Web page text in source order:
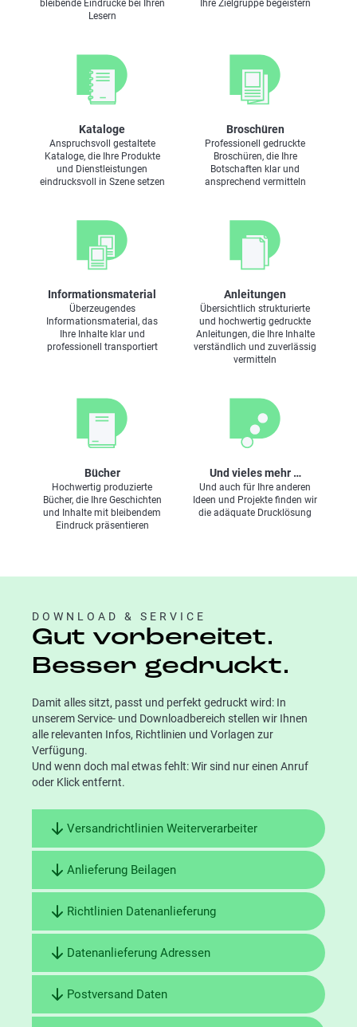
Stefan Rügge
Verkaufsleiter
Fon +49 5251 153-310
Mobil +49 170 713 96 76
Mail Mail
Moritz Klein
Kundenberater
Fon +49 5251 153-313
Norbert Koch
Kundenberater
Fon +49 5251 153-315
Julia Mangel Ulrich Plöger
Kundenberater
Fon +49 5251 153-326
Anna Tükenmez
Kundenberaterin
Fon +49 5251 153-312
Mail
Eduard Weber
Mail
Thomas Wiens
Kundenberater
Fon +49 5251 153-319
Kundenberater
Fon +49 5251 153-322
Betriebsleitung
Teamleitung CTP
Fon 05251 153 363
Fon 05251 153 370
Markus Niggemeyer
Teamleitung Digitaldruck
Fon 05215 153 377
Mail
Christoph Spitzenberg
Leitung Weiterverarbeitung
Fon 05251 153 391
Mail
bleibende Eindrücke bei Ihren
Lesern
Ihre Zielgruppe begeistern
Kataloge
Anspruchsvoll gestaltete
Kataloge, die Ihre Produkte
und Dienstleistungen
eindrucksvoll in Szene setzen
Broschüren
Professionell gedruckte
Broschüren, die Ihre
Botschaften klar und
ansprechend vermitteln
Informationsmaterial
Überzeugendes
Informationsmaterial, das
Ihre Inhalte klar und
professionell transportiert
Anleitungen
Übersichtlich strukturierte
und hochwertig gedruckte
Anleitungen, die Ihre Inhalte
verständlich und zuverlässig
vermitteln
Bücher
Hochwertig produzierte
Bücher, die Ihre Geschichten
und Inhalte mit bleibendem
Eindruck präsentieren
Und vieles mehr …
Und auch für Ihre anderen
Ideen und Projekte finden wir
die adäquate Drucklösung
DOWNLOAD & SERVICE
Gut vorbereitet.
Besser gedruckt.
Damit alles sitzt, passt und perfekt gedruckt wird: In
unserem Service- und Downloadbereich stellen wir Ihnen
alle relevanten Infos, Richtlinien und Vorlagen zur
Verfügung.
Und wenn doch mal etwas fehlt: Wir sind nur einen Anruf
oder Klick entfernt.
Versandrichtlinien Weiterverarbeiter
Anlieferung Beilagen
Richtlinien Datenanlieferung
Datenanlieferung Adressen
Postversand Daten